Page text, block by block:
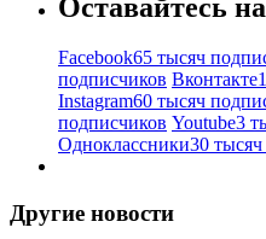
Оставайтесь
Facebook65 тысяч
подписчиков Вконтакте
Instagram60 тысяч
подписчиков Youtube3
Одноклассники30
Другие новости